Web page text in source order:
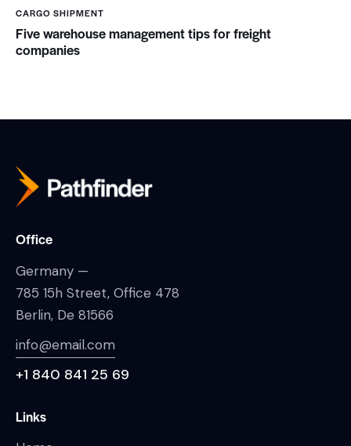
CARGO SHIPMENT
Five warehouse management tips for freight
companies
Office
Germany —
785 15h Street, Office 478
Berlin, De 81566
info@email.com
+1 840 841 25 69
Links